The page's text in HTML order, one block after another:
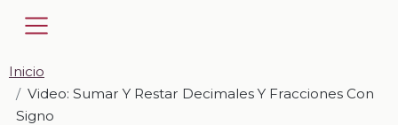
Inicio
Video: Sumar Y Restar Decimales Y Fracciones Con
Signo